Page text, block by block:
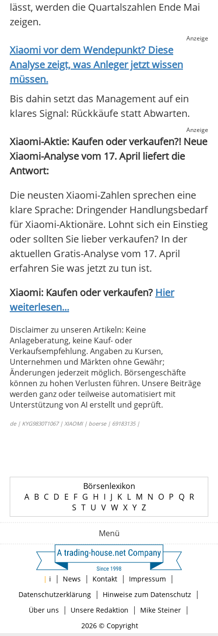
lässt, werden die Quartalszahlen Ende Mai
zeigen.
Anzeige
Xiaomivor dem Wendepunkt? Diese
Analyse zeigt, was Anleger jetzt wissen
müssen.
Bis dahin setzt das Management auf ein
klares Signal: Rückkäufe statt Abwarten.
Anzeige
Xiaomi-Aktie: Kaufen oder verkaufen?! Neue
Xiaomi-Analyse vom 17. April liefert die
Antwort:
Die neusten Xiaomi-Zahlen sprechen eine
klare Sprache: Dringender Handlungsbedarf
für Xiaomi-Aktionäre. Lohnt sich ein Einstieg
oder sollten Sie lieber verkaufen? In der
aktuellen Gratis-Analyse vom 17. April
erfahren Sie was jetzt zu tun ist.
Xiaomi: Kaufen oder verkaufen? Hier
weiterlesen...
Disclaimer zu unseren Artikeln: Keine
Anlageberatung, keine Kauf- oder
Verkaufsempfehlung. Angaben zu Kursen,
Unternehmen und Märkten ohne Gewähr;
Änderungen jederzeit möglich. Börsengeschäfte
können zu hohen Verlusten führen. Unsere Beiträge
werden ganz oder teilweise automatisiert mit
Unterstützung von AI erstellt und geprüft.
de | KYG9830T1067 | XIAOMI | boerse | 69183135 |
Börsenlexikon
A B C D E F G H I J K L M N O P Q R
S T U V W X Y Z
Menü
| i | News | Kontakt | Impressum |
Datenschutzerklärung| Hinweise zum Datenschutz |
Über uns | Unsere Redaktion | Mike Steiner|
2026 © Copyright